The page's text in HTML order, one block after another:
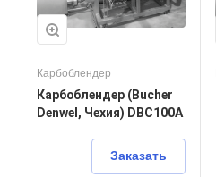
Карбоблендер
Карбоблендер (Bucher
Denwel, Чехия) DBC100A
Заказать